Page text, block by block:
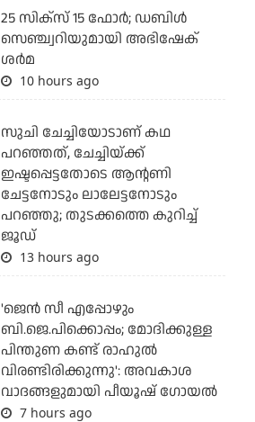
25 സിക്‌സ് 15 ഫോര്‍; ഡബിള്‍
സെഞ്ച്വറിയുമായി അഭിഷേക്
ശര്‍മ
10 hours ago
സുചി ചേച്ചിയോടാണ് കഥ
പറഞ്ഞത്, ചേച്ചിയ്ക്ക്
ഇഷ്ടപ്പെട്ടതോടെ ആന്റണി
ചേട്ടനോടും ലാലേട്ടനോടും
പറഞ്ഞു; തുടക്കത്തെ കുറിച്ച്
ജൂഡ്
13 hours ago
'ജെന്‍ സീ എപ്പോഴും
ബി.ജെ.പിക്കൊപ്പം; മോദിക്കുള്ള
പിന്തുണ കണ്ട് രാഹുല്‍
വിരണ്ടിരിക്കുന്നു': അവകാശ
വാദങ്ങളുമായി പീയൂഷ് ഗോയല്‍
7 hours ago